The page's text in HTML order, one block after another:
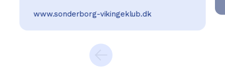
www.sonderborg-vikingeklub.dk